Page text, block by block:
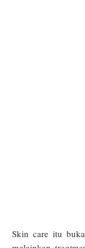
Skin care itu